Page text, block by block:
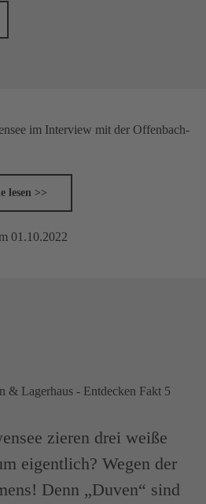
lesen >>
01.10.2022
zieren drei weiße
eigentlich? Wegen der
Denn „Duven“ sind